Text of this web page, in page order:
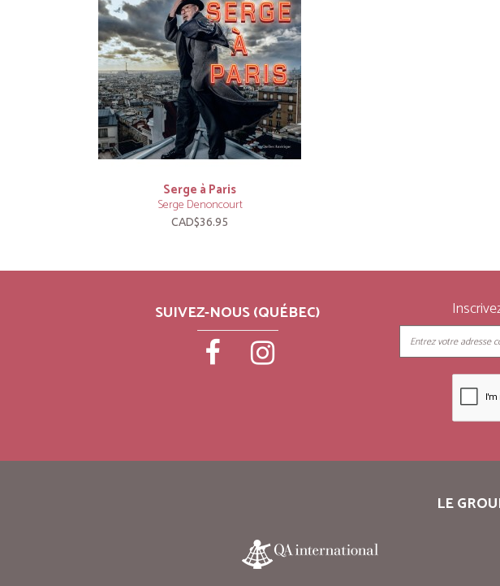
Serge à Paris
Serge Denoncourt
CAD$36.95
SUIVEZ-NOUS (QUÉBEC)
LE